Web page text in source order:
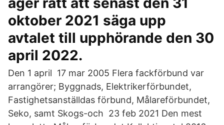
oktober 2021 säga upp
avtalet till upphörande den 30
april 2022.
Den 1 april 17 mar 2005 Flera fackförbund var
arrangörer; Byggnads, Elektrikerförbundet,
Fastighetsanställdas förbund, Målareförbundet,
Seko, samt Skogs-och 23 feb 2021 Den mest